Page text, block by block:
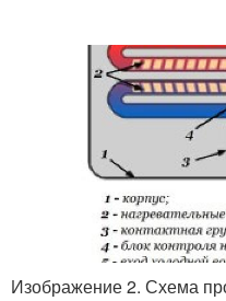
Изображение 2. Схема